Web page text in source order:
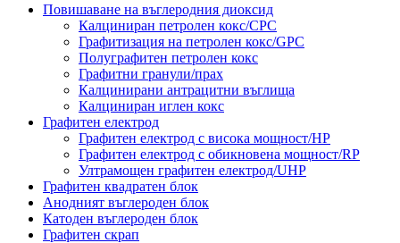
Повишаване на въглеродния диоксид
Калциниран петролен кокс/CPC
Графитизация на петролен кокс/GPC
Полуграфитен петролен кокс
Графитни гранули/прах
Калцинирани антрацитни въглища
Калциниран иглен кокс
Графитен електрод
Графитен електрод с висока мощност/HP
Графитен електрод с обикновена мощност/RP
Ултрамощен графитен електрод/UHP
Графитен квадратен блок
Анодният въглероден блок
Катоден въглероден блок
Графитен скрап